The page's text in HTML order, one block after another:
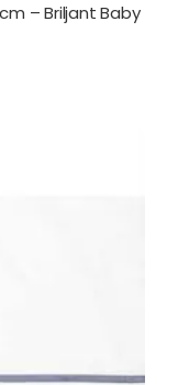
– Briljant Baby